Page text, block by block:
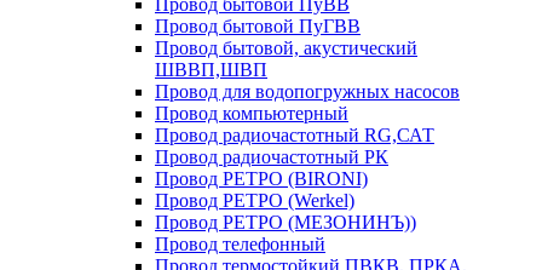
Провод бытовой ПуВВ
Провод бытовой ПуГВВ
Провод бытовой, акустический
ШВВП,ШВП
Провод для водопогружных насосов
Провод компьютерный
Провод радиочастотный RG,САТ
Провод радиочастотный РК
Провод РЕТРО (BIRONI)
Провод РЕТРО (Werkel)
Провод РЕТРО (МЕЗОНИНЪ))
Провод телефонный